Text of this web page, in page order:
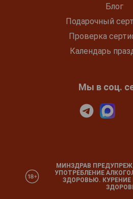
Блог
Подарочный
Проверка
Календарь
Мы в соц.
МИНЗДРАВ
УПОТРЕБЛЕНИЕ
ЗДОРОВЬЮ.